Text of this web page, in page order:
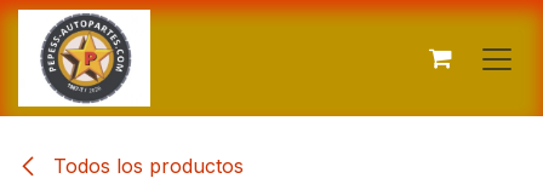
Ir al contenido
Todos los productos